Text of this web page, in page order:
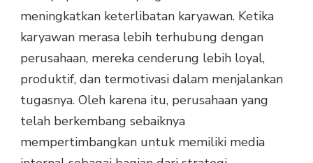
meningkatkan keterlibatan karyawan. Ketika
karyawan merasa lebih terhubung dengan
perusahaan, mereka cenderung lebih loyal,
produktif, dan termotivasi dalam menjalankan
tugasnya. Oleh karena itu, perusahaan yang
telah berkembang sebaiknya
mempertimbangkan untuk memiliki media